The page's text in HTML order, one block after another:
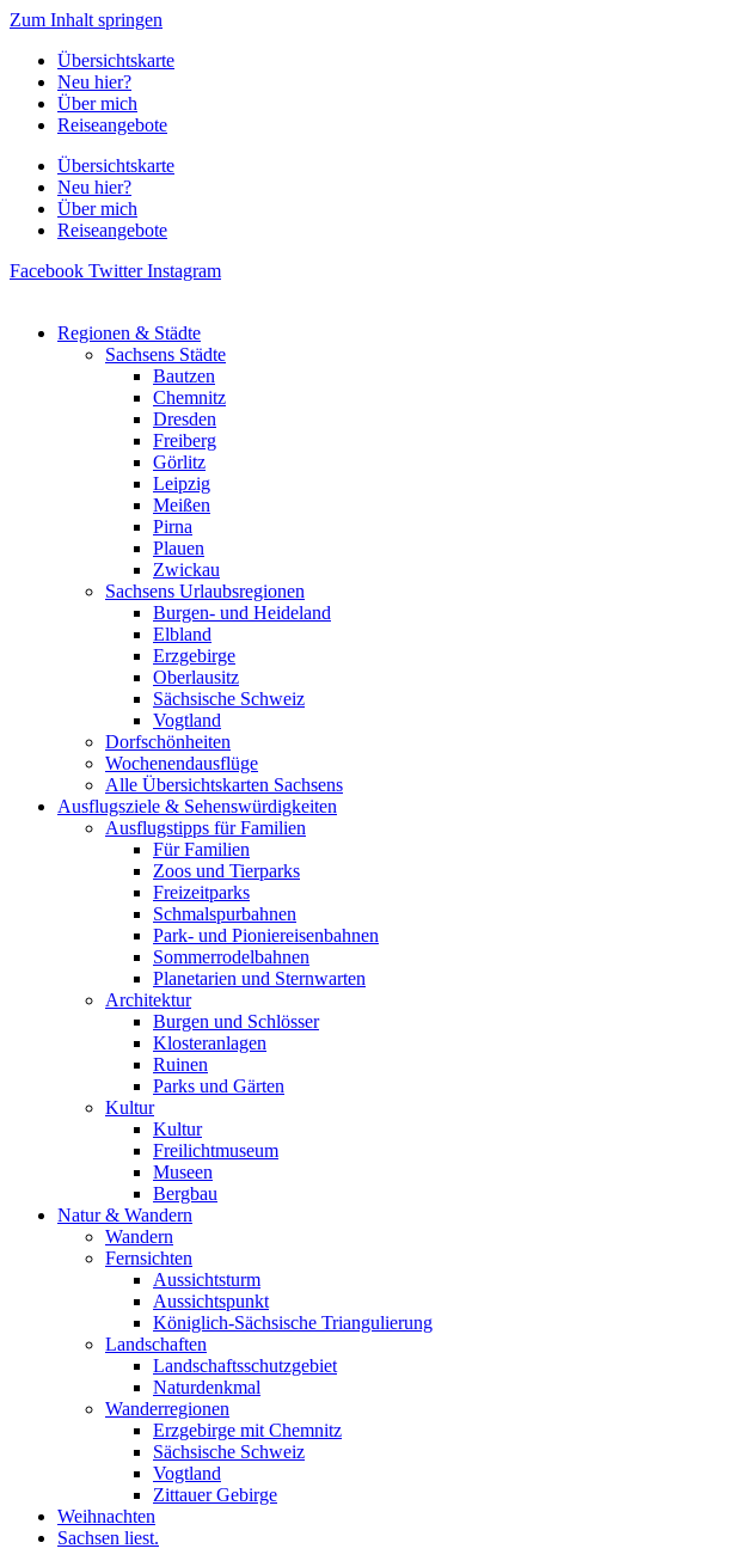
Zum Inhalt springen
Übersichtskarte
Neu hier?
Über mich
Reiseangebote
Übersichtskarte
Neu hier?
Über mich
Reiseangebote
Facebook Twitter Instagram
Regionen & Städte
Sachsens Städte
Bautzen
Chemnitz
Dresden
Freiberg
Görlitz
Leipzig
Meißen
Pirna
Plauen
Zwickau
Sachsens Urlaubsregionen
Burgen- und Heideland
Elbland
Erzgebirge
Oberlausitz
Sächsische Schweiz
Vogtland
Dorfschönheiten
Wochenendausflüge
Alle Übersichtskarten Sachsens
Ausflugsziele & Sehenswürdigkeiten
Ausflugstipps für Familien
Für Familien
Zoos und Tierparks
Freizeitparks
Schmalspurbahnen
Park- und Pioniereisenbahnen
Sommerrodelbahnen
Planetarien und Sternwarten
Architektur
Burgen und Schlösser
Klosteranlagen
Ruinen
Parks und Gärten
Kultur
Kultur
Freilichtmuseum
Museen
Bergbau
Natur & Wandern
Wandern
Fernsichten
Aussichtsturm
Aussichtspunkt
Königlich-Sächsische Triangulierung
Landschaften
Landschaftsschutzgebiet
Naturdenkmal
Wanderregionen
Erzgebirge mit Chemnitz
Sächsische Schweiz
Vogtland
Zittauer Gebirge
Weihnachten
Sachsen liest.